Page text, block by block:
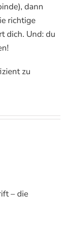
dann
richtige
dich. Und: du
zu
– die